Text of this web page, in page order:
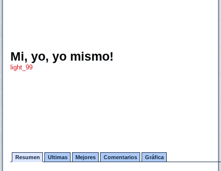
Mi, yo, yo mismo!
light_99
Resumen Ultimas Mejores Comentarios Gráfica